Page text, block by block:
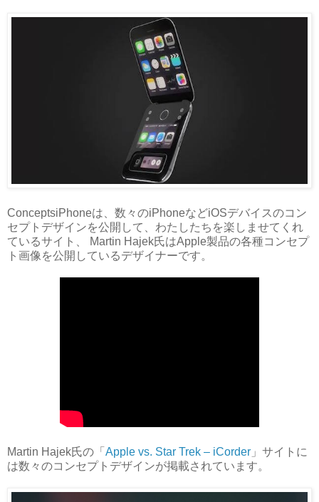
ConceptsiPhoneは、数々のiPhoneなどiOSデバイスのコン
セプトデザインを公開して、わたしたちを楽しませてくれ
ているサイト、 Martin Hajek氏はApple製品の各種コンセプ
ト画像を公開しているデザイナーです。
Martin Hajek氏の「 Apple vs. Star Trek – iCorder 」サイトに
は数々のコンセプトデザインが掲載されています。